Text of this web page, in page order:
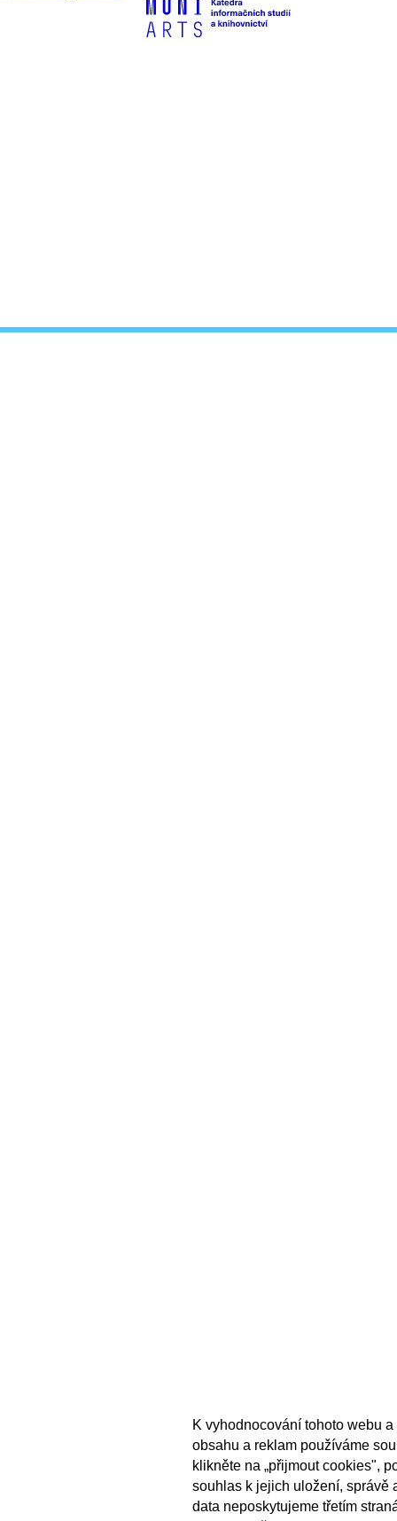
K vyhodnocování tohoto webu
obsahu a reklam používáme
klikněte na „přijmout cookies",
souhlas k jejich uložení, správě
data neposkytujeme třetím